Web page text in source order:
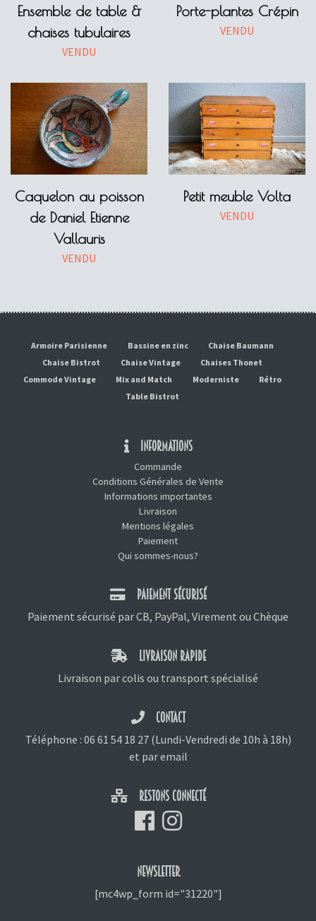
Ensemble de table &
chaises tubulaires
VENDU
Porte-plantes Crépin
VENDU
Caquelon au poisson
de Daniel Etienne
Vallauris
VENDU
Petit meuble Volta
VENDU
Armoire Parisienne Bassine en zinc
Chaise Baumann
Chaise Bistrot
Chaise Vintage
Chaises Thonet
Commode Vintage
Mix and Match Moderniste
Rétro
Table Bistrot
INFORMATIONS
Commande
Conditions Générales de Vente
Informations importantes
Livraison
Mentions légales
Paiement
Qui sommes-nous?
PAIEMENT SÉCURISÉ
Paiement sécurisé par CB, PayPal, Virement ou Chèque
LIVRAISON RAPIDE
Livraison par colis ou transport spécialisé
CONTACT
Téléphone : 06 61 54 18 27(Lundi-Vendredi de 10h à 18h)
et par email
RESTONS CONNECTÉ
NEWSLETTER
[mc4wp_form id="31220"]